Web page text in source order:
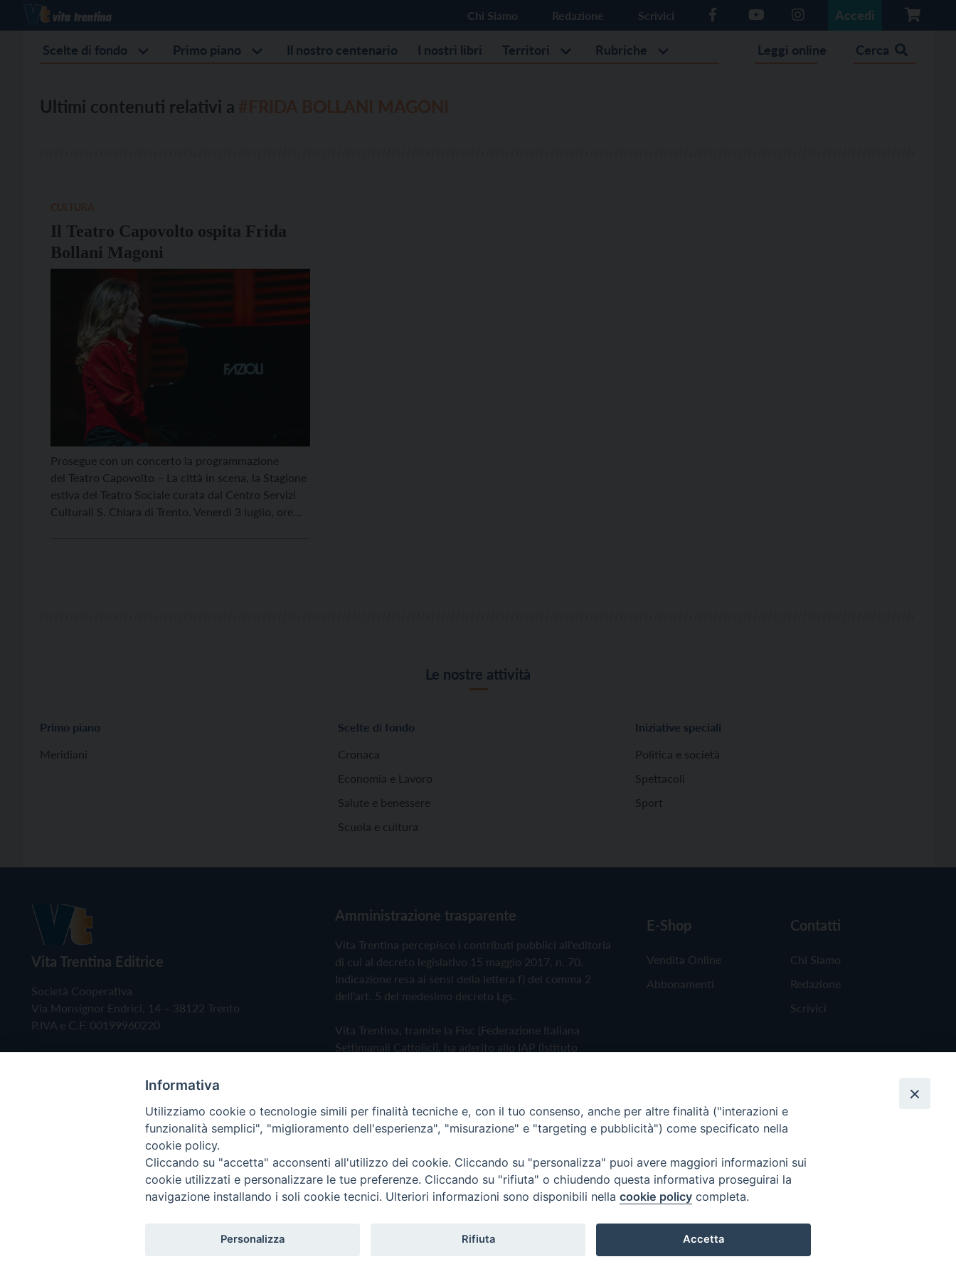
Chi Siamo Redazione Scrivici Accedi
Scelte di fondo Primo piano Il nostro centenario I nostri libri Territori Rubriche Leggi online Cerca
Ultimi contenuti relativi a
Il Teatro Capovolto ospita Frida
Bollani Magoni
Prosegue con un concerto la programmazione
del Teatro Capovolto – La città in scena, la Stagione
estiva del Teatro Sociale curata dal Centro Servizi
Culturali S. Chiara di Trento. Venerdì 3 luglio, ore
Le nostre attività
Primo piano
Meridiani
Scelte di fondo
Cronaca
Economia e Lavoro
Salute e benessere
Scuola e cultura
Iniziative speciali
Politica e società
Spettacoli
Sport
Vita Trentina Editrice
Società Cooperativa
Via Monsignor Endrici, 14 – 38122 Trento
P.IVA e C.F. 00199960220
Amministrazione trasparente
Vita Trentina percepisce i contributi pubblici all'editoria
di cui al decreto legislativo 15 maggio 2017, n. 70.
Indicazione resa ai sensi della lettera f) del comma 2
dell'art. 5 del medesimo decreto Lgs.
Vita Trentina, tramite la Fisc (Federazione Italiana
Settimanali Cattolici), ha aderito allo IAP (Istituto
Privacy Policy Cookie Policy
E-Shop
Vendita Online
Abbonamenti
Contatti
Chi Siamo
Redazione
Scrivici
Copyright © 2019 - Tutti i diritti riservati - Vita Trentina Editrice
Informativa
Utilizziamo cookie o tecnologie simili per finalità tecniche e, con il tuo consenso, anche per altre finalità ("interazioni e
funzionalità semplici", "miglioramento dell'esperienza", "misurazione" e "targeting e pubblicità") come specificato nella
cookie policy.
Cliccando su "accetta" acconsenti all'utilizzo dei cookie. Cliccando su "personalizza" puoi avere maggiori informazioni sui
cookie utilizzati e personalizzare le tue preferenze. Cliccando su "rifiuta" o chiudendo questa informativa proseguirai la
navigazione installando i soli cookie tecnici. Ulteriori informazioni sono disponibili nella cookie policy completa.
Personalizza Rifiuta Accetta